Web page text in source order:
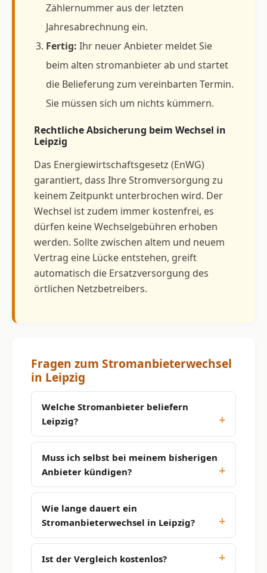
Zählernummer aus der letzten
Jahresabrechnung ein.
Fertig: Ihr neuer Anbieter meldet Sie
beim alten stromanbieter ab und startet
die Belieferung zum vereinbarten Termin.
Sie müssen sich um nichts kümmern.
Rechtliche Absicherung beim Wechsel in
Leipzig
Das Energiewirtschaftsgesetz (EnWG)
garantiert, dass Ihre Stromversorgung zu
keinem Zeitpunkt unterbrochen wird. Der
Wechsel ist zudem immer kostenfrei, es
dürfen keine Wechselgebühren erhoben
werden. Sollte zwischen altem und neuem
Vertrag eine Lücke entstehen, greift
automatisch die Ersatzversorgung des
örtlichen Netzbetreibers.
Fragen zum Stromanbieterwechsel
in Leipzig
Welche Stromanbieter beliefern
Leipzig?
Muss ich selbst bei meinem bisherigen
Anbieter kündigen?
Wie lange dauert ein
Stromanbieterwechsel in Leipzig?
Ist der Vergleich kostenlos?